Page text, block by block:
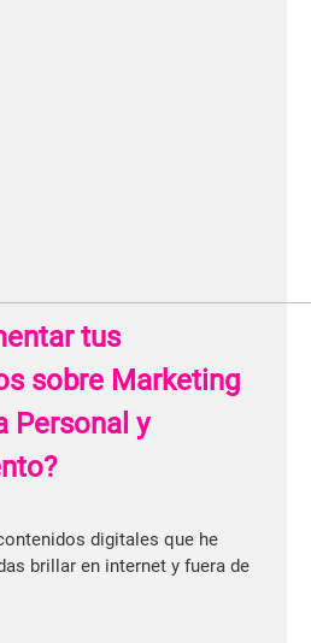
tus
sobre Marketing
Personal y
digitales que he
brillar en internet y fuera de